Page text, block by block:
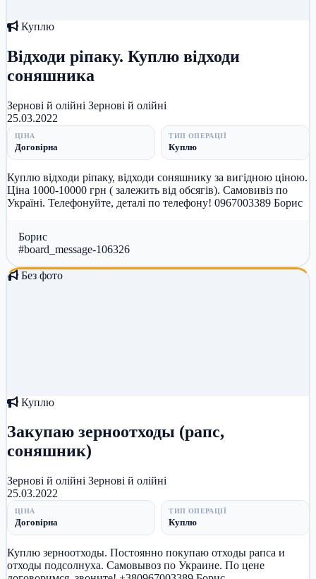
Куплю
Відходи ріпаку. Куплю відходи
соняшника
Зернові й олійні Зернові й олійні
25.03.2022
ЦІНА
Договірна
ТИП ОПЕРАЦІЇ
Куплю
Куплю відходи ріпаку, відходи соняшнику за вигідною ціною.
Ціна 1000-10000 грн ( залежить від обсягів). Самовивіз по
Україні. Телефонуйте, деталі по телефону! 0967003389 Борис
Борис
#board_message-106326
Без фото
Куплю
Закупаю зерноотходы (рапс,
соняшник)
Зернові й олійні Зернові й олійні
25.03.2022
ЦІНА
Договірна
ТИП ОПЕРАЦІЇ
Куплю
Куплю зерноотходы. Постоянно покупаю отходы рапса и
отходы подсолнуха. Самовывоз по Украине. По цене